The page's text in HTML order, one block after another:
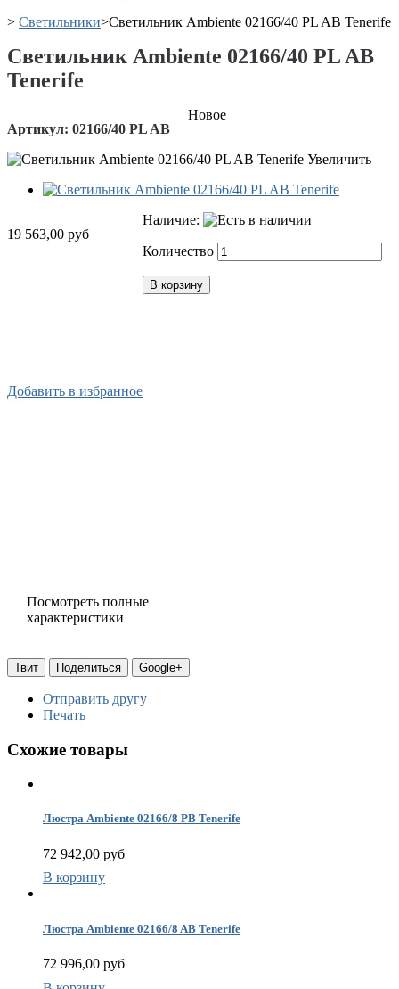
> Светильники>Светильник Ambiente 02166/40 PL AB Tenerife
Светильник Ambiente 02166/40 PL AB
Tenerife
Артикул: 02166/40 PL AB
Новое
Увеличить
19 563,00 руб
Добавить в избранное
Наличие:
Количество
В корзину
Посмотреть полные
характеристики
Твит Поделиться Google+
Отправить другу
Печать
Схожие товары
Люстра Ambiente 02166/8 PB Tenerife
72 942,00 руб
В корзину
Люстра Ambiente 02166/8 AB Tenerife
72 996,00 руб